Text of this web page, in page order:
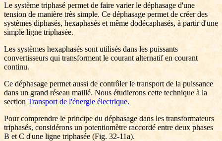
Le système triphasé permet de faire varier le déphasage d'une
tension de manière très simple. Ce déphasage permet de créer des
systèmes diphasés, hexaphasés et même dodécaphasés, à partir d'une
simple ligne triphasée.
Les systèmes hexaphasés sont utilisés dans les puissants
convertisseurs qui transforment le courant alternatif en courant
continu.
Ce déphasage permet aussi de contrôler le transport de la puissance
dans un grand réseau maillé. Nous étudierons cette technique à la
section Transport de l'énergie électrique.
Pour comprendre le principe du déphasage dans les transformateurs
triphasés, considérons un potentiomètre raccordé entre deux phases
B et C d'une ligne triphasée (Fig. 32-11a).